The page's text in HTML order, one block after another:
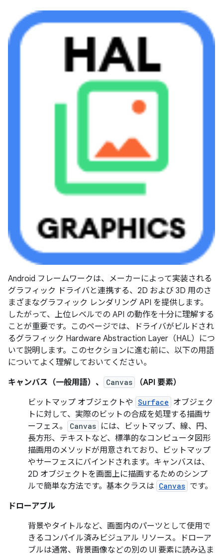
Android フレームワークは、メーカーによって実装される
グラフィック ドライバと連携する、2D および 3D 用のさ
まざまなグラフィック レンダリング API を提供します。
したがって、上位レベルでの API の動作を十分に理解する
ことが重要です。このページでは、ドライバがビルドされ
るグラフィック Hardware Abstraction Layer（HAL）につ
いて説明します。このセクションに進む前に、以下の用語
についてよく理解しておいてください。
キャンバス（一般用語）、
Canvas
（API 要素）
ビットマップ オブジェクトや Surface オブジェク
トに対して、実際のビットの合成を処理する描画サ
ーフェス。
Canvas には、ビットマップ、線、円、
長方形、テキストなど、標準的なコンピュータ図形
描画用のメソッドが用意されており、ビットマップ
やサーフェスにバインドされます。キャンバスは、
2D オブジェクトを画面上に描画するためのシンプ
ルで簡単な方法です。基本クラスは Canvas です。
ドローアブル
背景やタイトルなど、画面内のパーツとして使用で
きるコンパイル済みビジュアル リソース。ドローア
ブルは通常、背景画像などの別の UI 要素に読み込ま